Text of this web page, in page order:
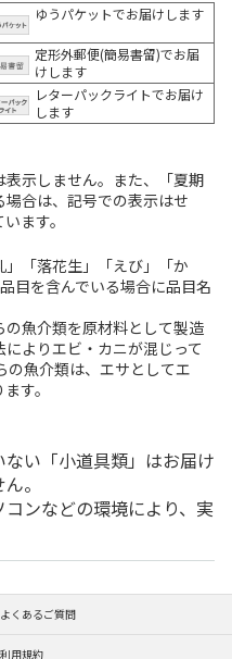
ゆうパケットでお届けします
定形外郵便(簡易書留)でお届
けします
レターパックライトでお届け
します
示しません。また、「夏期
合は、記号での表示はせ
ます。
「落花生」「えび」「か
目を含んでいる場合に品目名
魚介類を原材料として製造
よりエビ・カニが混じって
の魚介類は、エサとしてエ
す。
い「小道具類」はお届け
。
ンなどの環境により、実
よくあるご質問
利用規約